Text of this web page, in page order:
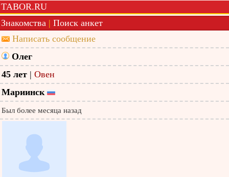
TABOR.RU
Знакомства | Поиск анкет
Написать сообщение
Олег
45 лет | Овен
Мариинск
Был более месяца назад